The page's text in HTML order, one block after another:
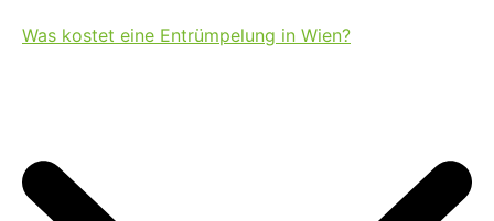
Was kostet eine Entrümpelung in Wien?